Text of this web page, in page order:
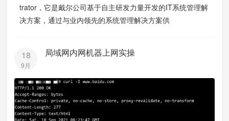
trator，它是戴尔公司基于自主研发力量开发的IT系统管理解
决方案，通过与业内领先的系统管理解决方案供
18
9月
局域网内网机器上网实操